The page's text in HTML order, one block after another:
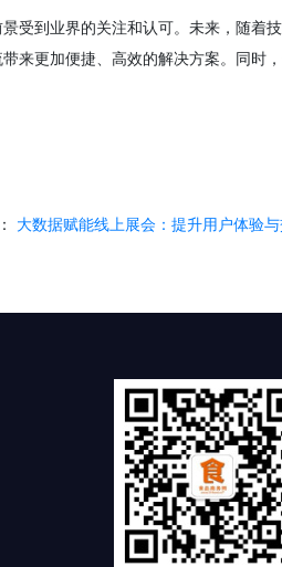
受到业界的关注和认可。未来，随着
来更加便捷、高效的解决方案。同时
大数据赋能线上展会：提升用户体验